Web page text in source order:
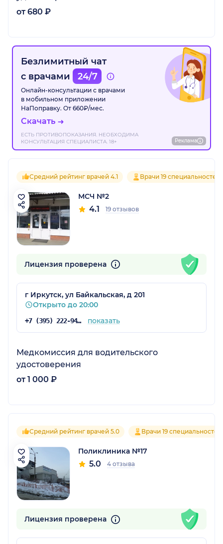
от 680 ₽
Безлимитный чат
с врачами
24/7
Онлайн-консультации с врачами
в мобильном приложении
НаПоправку. От 660₽/мес.
Скачать
ЕСТЬ ПРОТИВОПОКАЗАНИЯ. НЕОБХОДИМА
КОНСУЛЬТАЦИЯ СПЕЦИАЛИСТА. 18+
Реклама
Средний рейтинг врачей 4.1 Врачи 19 специальностей
МСЧ №2
4.1 19 отзывов
Лицензия проверена
г Иркутск, ул Байкальская, д 201
Открыто до 20:00
+7 (395) 222-94-15 показать
Медкомиссия для водительского
удостоверения
от 1 000 ₽
Средний рейтинг врачей 5.0 Врачи 19 специальностей
Поликлиника №17
5.0 4 отзыва
Лицензия проверена